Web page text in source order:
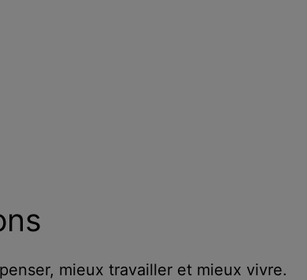
mieux travailler et mieux vivre.